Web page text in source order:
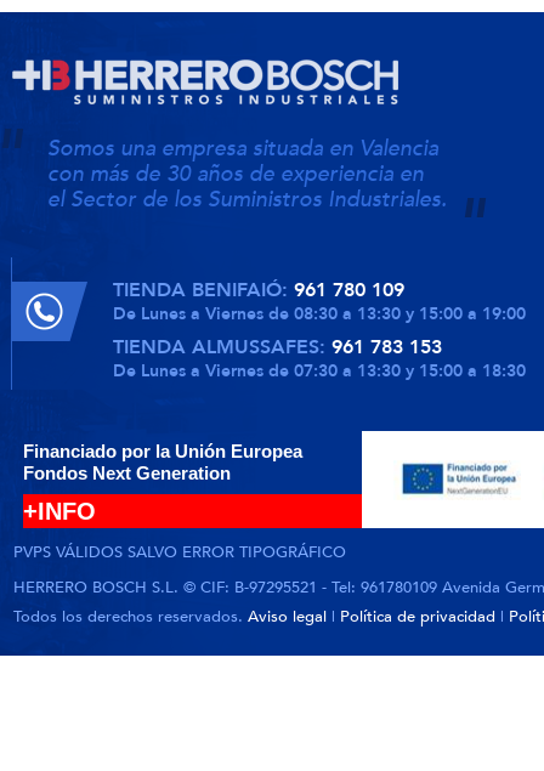
Somos una empresa situada en Valencia
con más de 30 años de experiencia en
el Sector de los Suministros Industriales.
TIENDA BENIFAIÓ: 961 780 109
De Lunes a Viernes de 08:30 a 13:30 y 15:00 a 19:00
TIENDA ALMUSSAFES: 961 783 153
De Lunes a Viernes de 07:30 a 13:30 y 15:00 a 18:30
Financiado por la Unión Europea
Fondos Next Generation
+INFO
PVPS VÁLIDOS SALVO ERROR TIPOGRÁFICO
HERRERO BOSCH S.L. © CIF: B-97295521 - Tel: 961780109 Avenida
Todos los derechos reservados. Aviso legal | Política de privacidad |